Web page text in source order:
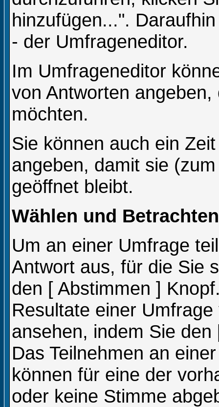
hinzufügen...".
- der Umfrageneditor.
Im Umfrageneditor
von Antworten
möchten.
Sie können auch ein
angeben, damit sie
geöffnet bleibt.
Wählen und
Um an einer Umfrage
Antwort aus, für die Sie
den [ Abstimmen ]
Resultate einer
ansehen, indem Sie
Das Teilnehmen an
können für eine der
oder keine Stimme